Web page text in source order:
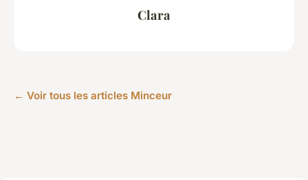
Clara
← Voir tous les articles Minceur